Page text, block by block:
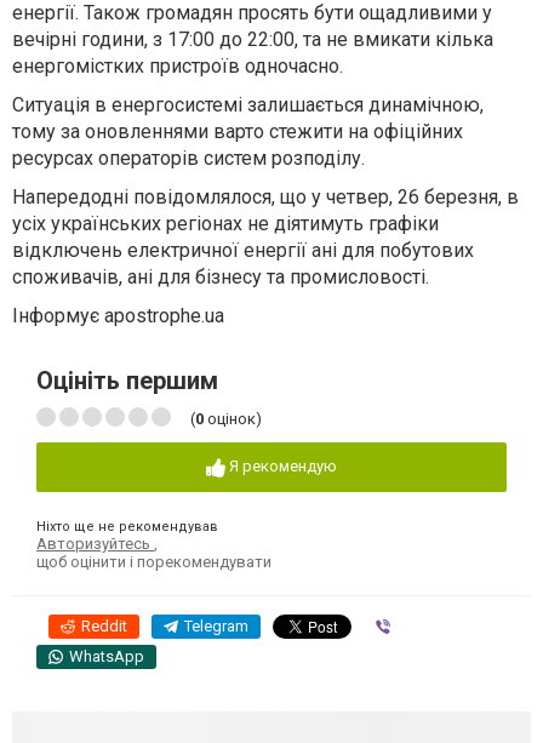
енергії. Також громадян просять бути ощадливими у
вечірні години, з 17:00 до 22:00, та не вмикати кілька
енергомістких пристроїв одночасно.
Ситуація в енергосистемі залишається динамічною,
тому за оновленнями варто стежити на офіційних
ресурсах операторів систем розподілу.
Напередодні повідомлялося, що у четвер, 26 березня, в
усіх українських регіонах не діятимуть графіки
відключень електричної енергії ані для побутових
споживачів, ані для бізнесу та промисловості.
Інформує apostrophe.ua
Оцініть першим
(0 оцінок)
Я рекомендую
Ніхто ще не рекомендував
Авторизуйтесь ,
щоб оцінити і порекомендувати
Reddit Telegram
WhatsApp